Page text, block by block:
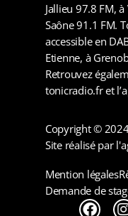
Jallieu 97.8 FM,
Saône 91.1 FM.
accessible en
Etienne, à
Retrouvez
tonicradio.fr et
Copyright ©
Site réalisé par
Mention légales
Demande de